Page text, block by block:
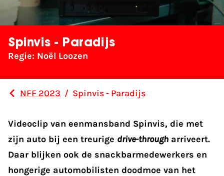
Spinvis - Paradijs
Regie: Noël Loozen
NFF 2023 / Spinvis - Paradijs
Videoclip van eenmansband Spinvis, die met
zijn auto bij een treurige drive-through arriveert.
Daar blijken ook de snackbarmedewerkers en
hongerige automobilisten doodmoe van het